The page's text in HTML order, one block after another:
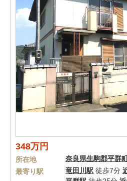
348万円
所在地 奈良県生駒郡平群
最寄り駅
竜田川駅 徒歩7分